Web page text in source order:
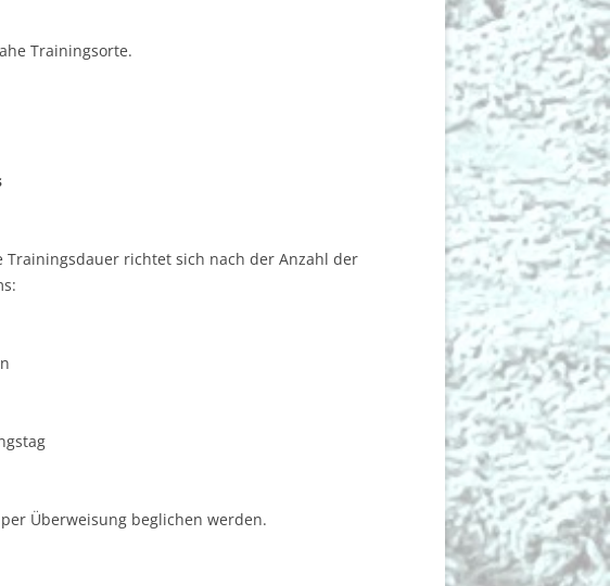
Trainingsorte.
richtet sich nach der Anzahl der
Überweisung beglichen werden.